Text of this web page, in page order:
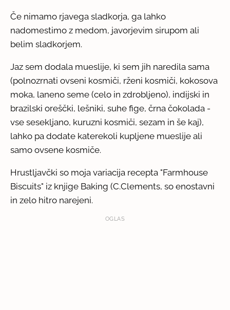
Če nimamo rjavega sladkorja, ga lahko
nadomestimo z medom, javorjevim sirupom ali
belim sladkorjem.
Jaz sem dodala mueslije, ki sem jih naredila sama
(polnozrnati ovseni kosmiči, rženi kosmiči, kokosova
moka, laneno seme (celo in zdrobljeno), indijski in
brazilski oreščki, lešniki, suhe fige, črna čokolada -
vse sesekljano, kuruzni kosmiči, sezam in še kaj),
lahko pa dodate katerekoli kupljene mueslije ali
samo ovsene kosmiče.
Hrustljavčki so moja variacija recepta "Farmhouse
Biscuits" iz knjige Baking (C.Clements, so enostavni
in zelo hitro narejeni.
OGLAS